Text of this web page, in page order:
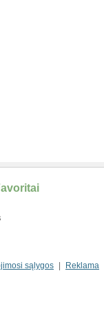
sąlygos Reklama